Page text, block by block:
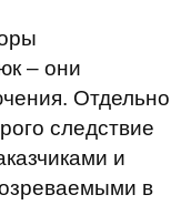
– они
Отдельно
следствие
и
в